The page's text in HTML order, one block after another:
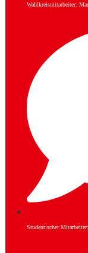
Wahlkreismitarbeiter:
Studentischer